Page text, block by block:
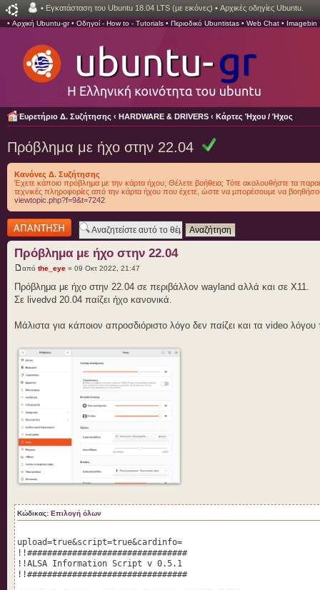
• Εγκατάσταση του Ubuntu 18.04 LTS (με εικόνες) • Αρχικές οδηγίες Ubuntu.
• Αρχική Ubuntu-gr• Οδηγοί - How to - Tutorials • Περιοδικό Ubuntistas • Web Chat • Imagebin
Ευρετήριο Δ. Συζήτησης ‹ HARDWARE & DRIVERS ‹ Κάρτες Ήχου / Ήχος
Πρόβλημα με ήχο στην 22.04
Κανόνες Δ. Συζήτησης
Έχετε κάποιο πρόβλημα με την κάρτα ήχου; Θέλετε βοήθεια; Τότε ακολουθήστε τα
τεχνικές πληροφορίες από την κάρτα ήχου που έχετε, ώστε να μπορέσουμε να
viewtopic.php?f=9&t=7242
Δημιουργία
απάντησης
Πρόβλημα με ήχο στην 22.04
από the_eye » 09 Οκτ 2022, 21:47
Πρόβλημα με ήχο στην 22.04 σε περιβάλλον wayland αλλά και σε X11.
Σε livedvd 20.04 παίζει ήχο κανονικά.
Μάλιστα για κάποιον απροσδιόριστο λόγο δεν παίζει και τα video
Κώδικας: Επιλογή όλων
upload=true&script=true&cardinfo=
!!################################
!!ALSA Information Script v 0.5.1
!!################################